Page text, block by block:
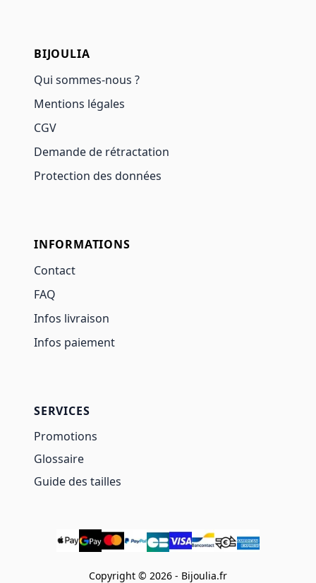
BIJOULIA
Qui sommes-nous ?
Mentions légales
CGV
Demande de rétractation
Protection des données
INFORMATIONS
Contact
FAQ
Infos livraison
Infos paiement
SERVICES
Promotions
Glossaire
Guide des tailles
Copyright © 2026 - Bijoulia.fr